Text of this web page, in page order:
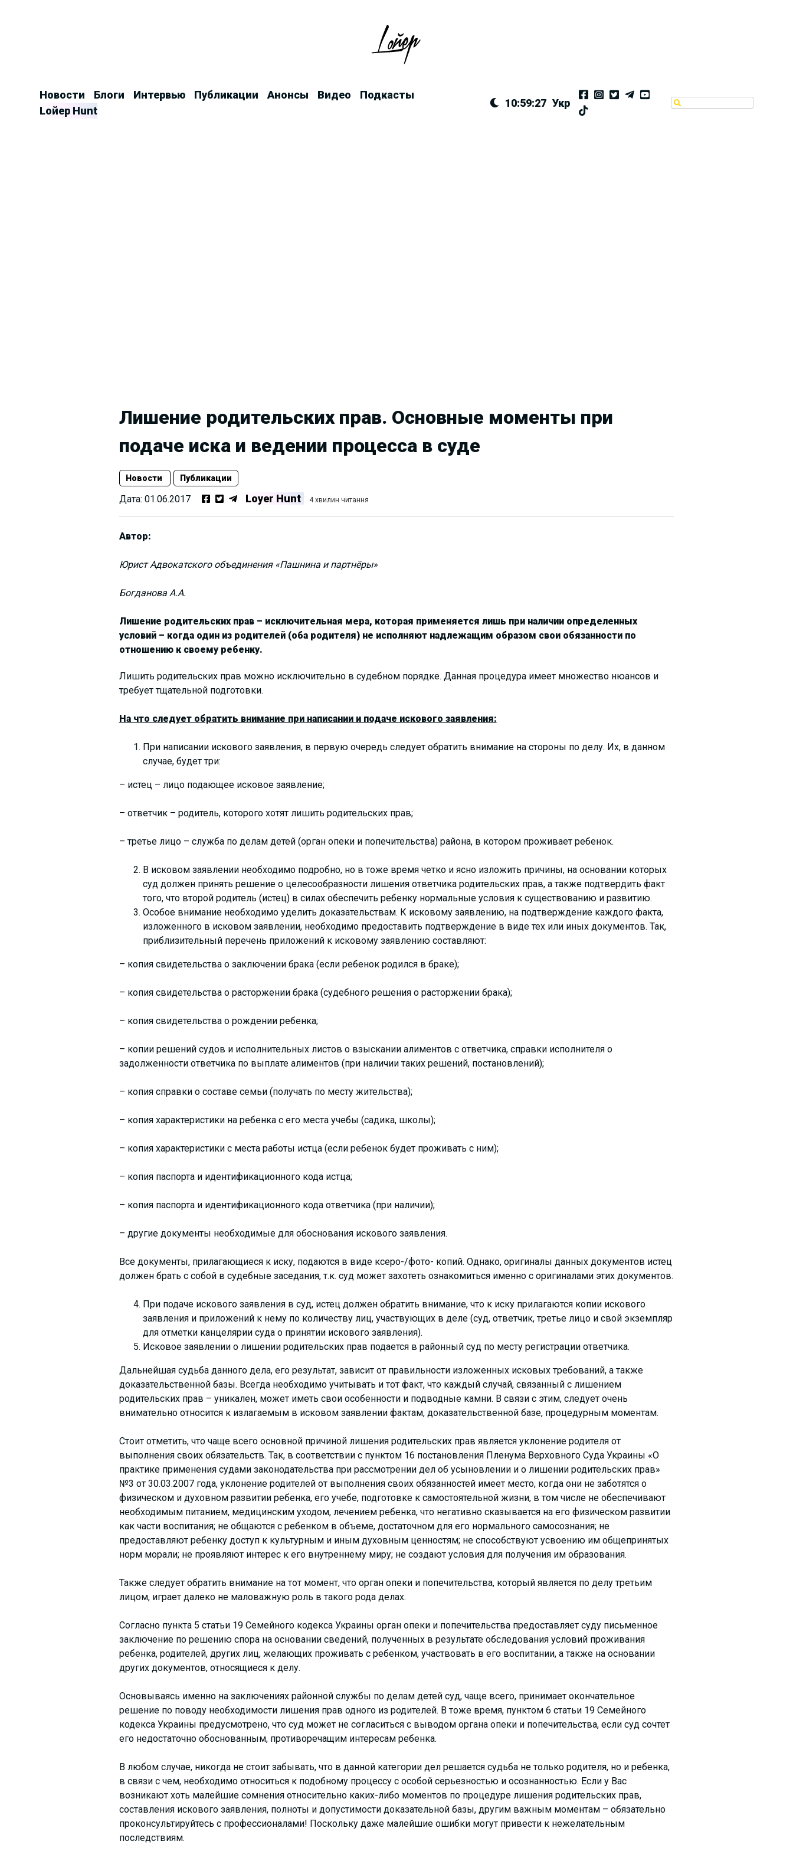
Новости Блоги Интервью Публикации Анонсы Видео
Подкасты
Lойер Hunt
10:59:28 Укр
Лишение родительских прав. Основные моменты при
подаче иска и ведении процесса в суде
Новости Публикации
Дата: 01.06.2017 Loyer Hunt 4 хвилин читання
Автор:
Юрист Адвокатского объединения «Пашнина и партнёры»
Богданова А.А.
Лишение родительских прав – исключительная мера, которая применяется лишь при наличии определенных
условий – когда один из родителей (оба родителя) не исполняют надлежащим образом свои обязанности по
отношению к своему ребенку.
Лишить родительских прав можно исключительно в судебном порядке. Данная процедура имеет множество нюансов и
требует тщательной подготовки.
На что следует обратить внимание при написании и подаче искового заявления:
При написании искового заявления, в первую очередь следует обратить внимание на стороны по делу. Их, в данном
случае, будет три:
– истец – лицо подающее исковое заявление;
– ответчик – родитель, которого хотят лишить родительских прав;
– третье лицо – служба по делам детей (орган опеки и попечительства) района, в котором проживает ребенок.
В исковом заявлении необходимо подробно, но в тоже время четко и ясно изложить причины, на основании которых
суд должен принять решение о целесообразности лишения ответчика родительских прав, а также подтвердить факт
того, что второй родитель (истец) в силах обеспечить ребенку нормальные условия к существованию и развитию.
Особое внимание необходимо уделить доказательствам. К исковому заявлению, на подтверждение каждого факта,
изложенного в исковом заявлении, необходимо предоставить подтверждение в виде тех или иных документов. Так,
приблизительный перечень приложений к исковому заявлению составляют:
– копия свидетельства о заключении брака (если ребенок родился в браке);
– копия свидетельства о расторжении брака (судебного решения о расторжении брака);
– копия свидетельства о рождении ребенка;
– копии решений судов и исполнительных листов о взыскании алиментов с ответчика, справки исполнителя о
задолженности ответчика по выплате алиментов (при наличии таких решений, постановлений);
– копия справки о составе семьи (получать по месту жительства);
– копия характеристики на ребенка с его места учебы (садика, школы);
– копия характеристики с места работы истца (если ребенок будет проживать с ним);
– копия паспорта и идентификационного кода истца;
– копия паспорта и идентификационного кода ответчика (при наличии);
– другие документы необходимые для обоснования искового заявления.
Все документы, прилагающиеся к иску, подаются в виде ксеро-/фото- копий. Однако, оригиналы данных документов истец
должен брать с собой в судебные заседания, т.к. суд может захотеть ознакомиться именно с оригиналами этих документов.
При подаче искового заявления в суд, истец должен обратить внимание, что к иску прилагаются копии искового
заявления и приложений к нему по количеству лиц, участвующих в деле (суд, ответчик, третье лицо и свой экземпляр
для отметки канцелярии суда о принятии искового заявления).
Исковое заявлении о лишении родительских прав подается в районный суд по месту регистрации ответчика.
Дальнейшая судьба данного дела, его результат, зависит от правильности изложенных исковых требований, а также
доказательственной базы. Всегда необходимо учитывать и тот факт, что каждый случай, связанный с лишением
родительских прав – уникален, может иметь свои особенности и подводные камни. В связи с этим, следует очень
внимательно относится к излагаемым в исковом заявлении фактам, доказательственной базе, процедурным моментам.
Стоит отметить, что чаще всего основной причиной лишения родительских прав является уклонение родителя от
выполнения своих обязательств. Так, в соответствии с пунктом 16 постановления Пленума Верховного Суда Украины «О
практике применения судами законодательства при рассмотрении дел об усыновлении и о лишении родительских прав»
№3 от 30.03.2007 года, уклонение родителей от выполнения своих обязанностей имеет место, когда они не заботятся о
физическом и духовном развитии ребенка, его учебе, подготовке к самостоятельной жизни, в том числе не обеспечивают
необходимым питанием, медицинским уходом, лечением ребенка, что негативно сказывается на его физическом развитии
как части воспитания; не общаются с ребенком в объеме, достаточном для его нормального самосознания; не
предоставляют ребенку доступ к культурным и иным духовным ценностям; не способствуют усвоению им общепринятых
норм морали; не проявляют интерес к его внутреннему миру; не создают условия для получения им образования.
Также следует обратить внимание на тот момент, что орган опеки и попечительства, который является по делу третьим
лицом, играет далеко не маловажную роль в такого рода делах.
Согласно пункта 5 статьи 19 Семейного кодекса Украины орган опеки и попечительства предоставляет суду письменное
заключение по решению спора на основании сведений, полученных в результате обследования условий проживания
ребенка, родителей, других лиц, желающих проживать с ребенком, участвовать в его воспитании, а также на основании
других документов, относящиеся к делу.
Основываясь именно на заключениях районной службы по делам детей суд, чаще всего, принимает окончательное
решение по поводу необходимости лишения прав одного из родителей. В тоже время, пунктом 6 статьи 19 Семейного
кодекса Украины предусмотрено, что суд может не согласиться с выводом органа опеки и попечительства, если суд сочтет
его недостаточно обоснованным, противоречащим интересам ребенка.
В любом случае, никогда не стоит забывать, что в данной категории дел решается судьба не только родителя, но и ребенка,
в связи с чем, необходимо относиться к подобному процессу с особой серьезностью и осознанностью. Если у Вас
возникают хоть малейшие сомнения относительно каких-либо моментов по процедуре лишения родительских прав,
составления искового заявления, полноты и допустимости доказательной базы, другим важным моментам – обязательно
проконсультируйтесь с профессионалами! Поскольку даже малейшие ошибки могут привести к нежелательным
последствиям.